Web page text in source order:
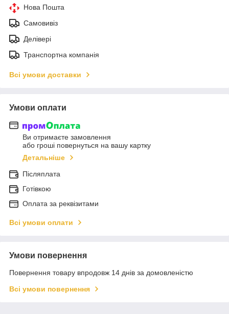
Нова Пошта
Самовивіз
Делівері
Транспортна компанія
Всі умови доставки
Умови оплати
Ви отримаєте замовлення
або гроші повернуться на вашу картку
Детальніше
Післяплата
Готівкою
Оплата за реквізитами
Всі умови оплати
Умови повернення
Повернення товару впродовж 14 днів за домовленістю
Всі умови повернення